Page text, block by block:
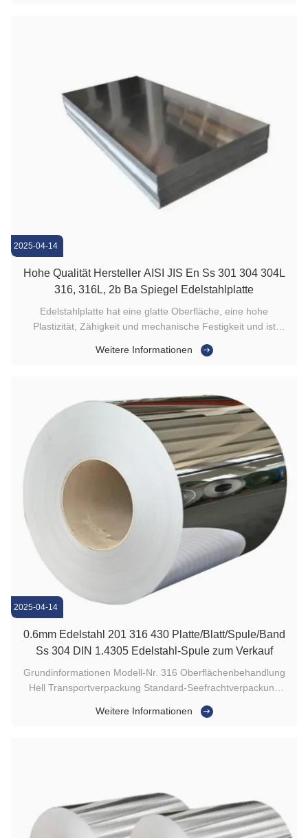
2025-04-14
Hohe Qualität Hersteller AISI JIS En Ss 301 304 304L
316, 316L, 2b Ba Spiegel Edelstahlplatte
Edelstahlplatte hat eine glatte Oberfläche, eine hohe
Plastizität, Zähigkeit und mechanische Festigkeit und ist
Lösung und anderen Medien.Es ist eine Art Legierungsstahl,
Weitere Informationen
2025-04-14
0.6mm Edelstahl 201 316 430 Platte/Blatt/Spule/Band
Ss 304 DIN 1.4305 Edelstahl-Spule zum Verkauf
Grundinformationen Modell-Nr. 316 Oberflächenbehandlung
Hell Transportverpackung Standard-Seefrachtverpackung
Ursprung China HS-Code 7219230000 Produktionskapazität
Weitere Informationen